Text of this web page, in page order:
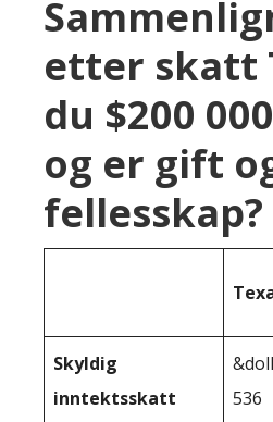
etter skatt
du $200
og er gift
fellesskap?
Skyldig
inntektsskatt
536